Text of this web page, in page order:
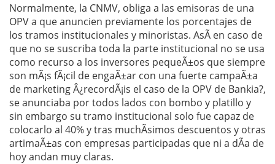
Normalmente, la CNMV, obliga a las emisoras de una
OPV a que anuncien previamente los porcentajes de
los tramos institucionales y minoristas. AsÃ­ en caso de
que no se suscriba toda la parte institucional no se usa
como recurso a los inversores pequeÃ±os que siempre
son mÃ¡s fÃ¡cil de engaÃ±ar con una fuerte campaÃ±a
de marketing Â¿recordÃ¡is el caso de la OPV de Bankia?,
se anunciaba por todos lados con bombo y platillo y
sin embargo su tramo institucional solo fue capaz de
colocarlo al 40% y tras muchÃ­simos descuentos y otras
artimaÃ±as con empresas participadas que ni a dÃ­a de
hoy andan muy claras.